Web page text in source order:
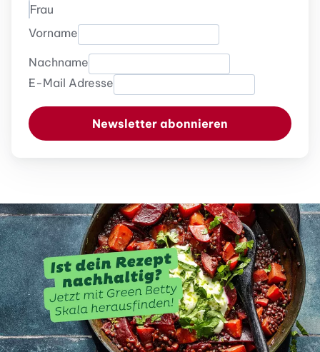
Frau
Vorname
Nachname
E-Mail Adresse
Newsletter abonnieren